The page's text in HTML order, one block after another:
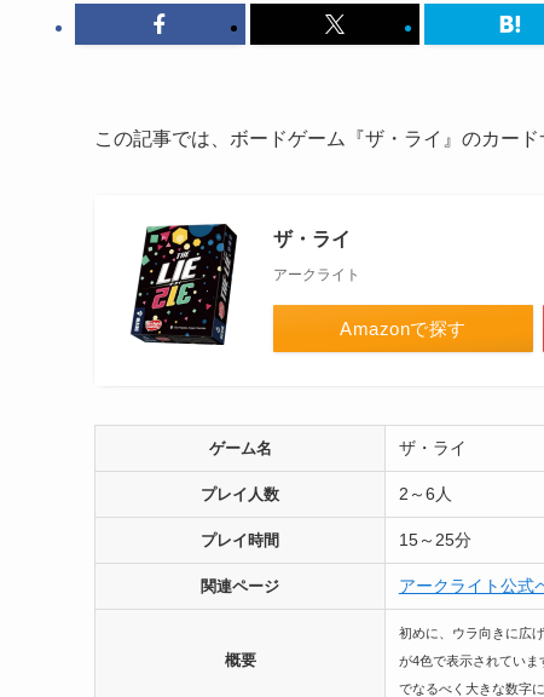
この記事では、ボードゲーム『ザ・ライ』のカー
ザ・ライ
アークライト
Amazonで探す
ゲーム名 ザ・ライ
プレイ人数 2～6人
プレイ時間 15～25分
関連ページ アークライト公式
概要
初めに、ウラ向きに広
が4色で表示されてい
でなるべく大きな数字